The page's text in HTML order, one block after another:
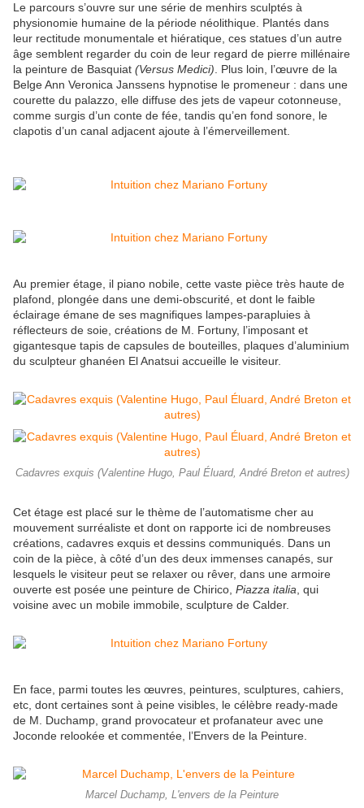
Le parcours s’ouvre sur une série de menhirs sculptés à
physionomie humaine de la période néolithique. Plantés dans
leur rectitude monumentale et hiératique, ces statues d’un autre
âge semblent regarder du coin de leur regard de pierre millénaire
la peinture de Basquiat (Versus Medici) . Plus loin, l’œuvre de la
Belge Ann Veronica Janssens hypnotise le promeneur : dans une
courette du palazzo, elle diffuse des jets de vapeur cotonneuse,
comme surgis d’un conte de fée, tandis qu’en fond sonore, le
clapotis d’un canal adjacent ajoute à l’émerveillement.
Au premier étage, il piano nobile, cette vaste pièce très haute de
plafond, plongée dans une demi-obscurité, et dont le faible
éclairage émane de ses magnifiques lampes-parapluies à
réflecteurs de soie, créations de M. Fortuny, l’imposant et
gigantesque tapis de capsules de bouteilles, plaques d’aluminium
du sculpteur ghanéen El Anatsui accueille le visiteur.
Cadavres exquis (Valentine Hugo, Paul Éluard, André Breton et autres)
Cet étage est placé sur le thème de l’automatisme cher au
mouvement surréaliste et dont on rapporte ici de nombreuses
créations, cadavres exquis et dessins communiqués. Dans un
coin de la pièce, à côté d’un des deux immenses canapés, sur
lesquels le visiteur peut se relaxer ou rêver, dans une armoire
ouverte est posée une peinture de Chirico, Piazza italia , qui
voisine avec un mobile immobile, sculpture de Calder.
En face, parmi toutes les œuvres, peintures, sculptures, cahiers,
etc, dont certaines sont à peine visibles, le célèbre ready-made
de M. Duchamp, grand provocateur et profanateur avec une
Joconde relookée et commentée, l’Envers de la Peinture.
Marcel Duchamp, L'envers de la Peinture